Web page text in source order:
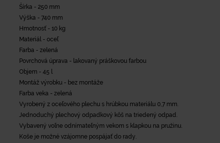
Šírka - 250 mm
Výška - 740 mm
Hmotnosť - 10 kg
Materiál - oceľ
Farba - zelená
Povrchová úprava - lakovaný práškovou farbou
Objem - 45 l
Montáž výrobku - bez montáže
Farba veka - zelená
Vyrobený z oceľového plechu s hrúbkou materiálu 0,7 mm.
Jednoduchý plechový odpadkový kôš na triedený odpad.
Vybavený voľne odnímateľným vekom s klapkou na pružinu.
Koše je možné vzájomne pospájať do rady.